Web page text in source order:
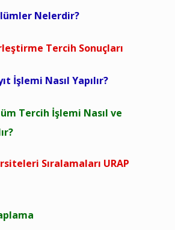
Nelerdir?
Tercih Sonuçları
İşlemi Nasıl Yapılır?
Tercih İşlemi Nasıl ve
Sıralamaları URAP